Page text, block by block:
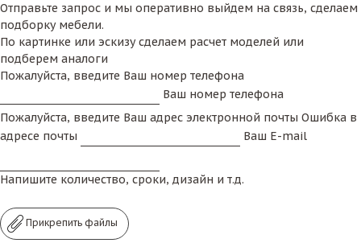
Отправьте запрос и мы оперативно выйдем на связь, сделаем
подборку мебели.
По картинке или эскизу сделаем расчет моделей или
подберем аналоги
Пожалуйста, введите Ваш номер телефона
Ваш номер телефона
Пожалуйста, введите Ваш адрес электронной почты Ошибка в
адресе почты
Ваш E-mail
Напишите количество, сроки, дизайн и т.д.
Прикрепить файлы